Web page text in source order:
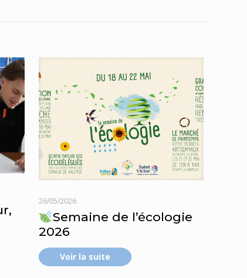
26/05/2026
Semaine de l’écologie
2026
Voir la suite